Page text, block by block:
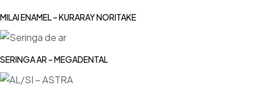
MILAI ENAMEL – KURARAY NORITAKE
SERINGA AR – MEGADENTAL